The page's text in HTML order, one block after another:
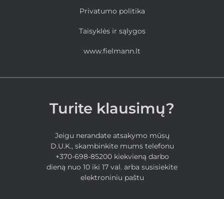
Privatumo politika
Taisyklės ir sąlygos
www.fielmann.lt
Turite klausimų?
Jeigu nerandate atsakymo mūsų
D.U.K., skambinkite mums telefonu
+370-698-85200 kiekvieną darbo
dieną nuo 10 iki 17 val. arba susisiekite
elektroniniu paštu